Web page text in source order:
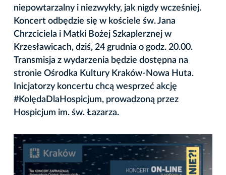
niepowtarzalny i niezwykły, jak nigdy wcześniej.
Koncert odbędzie się w kościele św. Jana
Chrzciciela i Matki Bożej Szkaplerznej w
Krzesławicach, dziś, 24 grudnia o godz. 20.00.
Transmisja z wydarzenia będzie dostępna na
stronie Ośrodka Kultury Kraków-Nowa Huta.
Inicjatorzy koncertu chcą wesprzeć akcję
#KolędaDlaHospicjum, prowadzoną przez
Hospicjum im. św. Łazarza.